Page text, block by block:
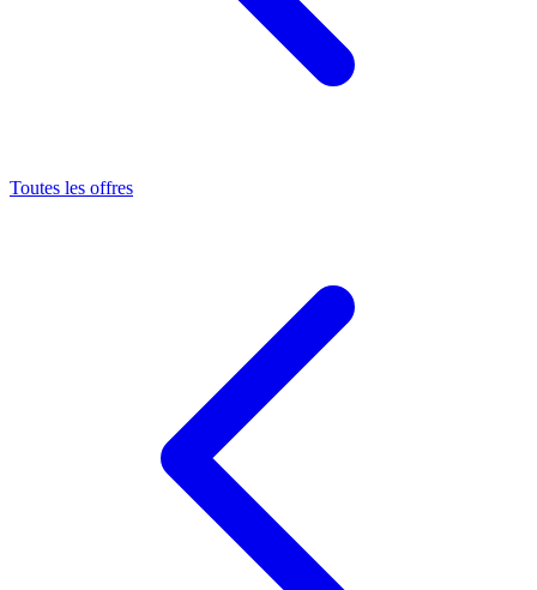
Toutes les offres